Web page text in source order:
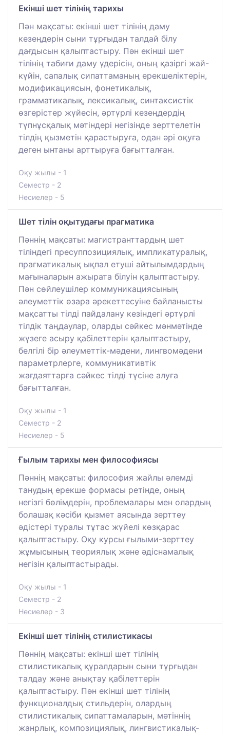
Екінші шет тілінің тарихы
Пән мақсаты: екінші шет тілінің даму
кезеңдерін сыни тұрғыдан талдай білу
дағдысын қалыптастыру. Пән екінші шет
тілінің табиғи даму үдерісін, оның қазіргі жай-
күйін, сапалық сипаттаманың ерекшеліктерін,
модификациясын, фонетикалық,
грамматикалық, лексикалық, синтаксистік
өзгерістер жүйесін, әртүрлі кезеңдердің
түпнұсқалық мәтіндері негізінде зерттелетін
тілдің қызметін қарастыруға, одан әрі оқуға
деген ынтаны арттыруға бағытталған.
Оқу жылы - 1
Семестр - 2
Несиелер - 5
Шет тілін оқытудағы прагматика
Пәннің мақсаты: магистранттардың шет
тіліндегі пресуппозициялық, импликатуралық,
прагматикалық ықпал етуші айтылымдардың
мағыналарын ажырата білуін қалыптастыру.
Пән сөйлеушілер коммуникациясының
әлеуметтік өзара әрекеттесуіне байланысты
мақсатты тілді пайдалану кезіндегі әртүрлі
тілдік таңдаулар, оларды сәйкес мәнмәтінде
жүзеге асыру қабілеттерін қалыптастыру,
белгілі бір әлеуметтік-мәдени, лингвомәдени
параметрлерге, коммуникативтік
жағдаяттарға сәйкес тілді түсіне алуға
бағытталған.
Оқу жылы - 1
Семестр - 2
Несиелер - 5
Ғылым тарихы мен философиясы
Пәннің мақсаты: философия жайлы әлемді
танудың ерекше формасы ретінде, оның
негізгі бөлімдерін, проблемалары мен олардың
болашақ кәсіби қызмет аясында зерттеу
әдістері туралы тұтас жүйелі көзқарас
қалыптастыру. Оқу курсы ғылыми-зерттеу
жұмысының теориялық және әдіснамалық
негізін қалыптастырады.
Оқу жылы - 1
Семестр - 2
Несиелер - 3
Екінші шет тілінің стилистикасы
Пәннің мақсаты: екінші шет тілінің
стилистикалық құралдарын сыни тұрғыдан
талдау және анықтау қабілеттерін
қалыптастыру. Пән екінші шет тілінің
функционалдық стильдерін, олардың
стилистикалық сипаттамаларын, мәтіннің
жанрлық, композициялық, лингвистикалық-